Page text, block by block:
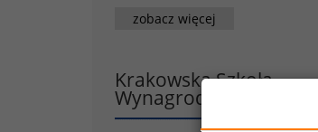
zobacz więcej
Krakowska Szkoła
Wynagrodzeń